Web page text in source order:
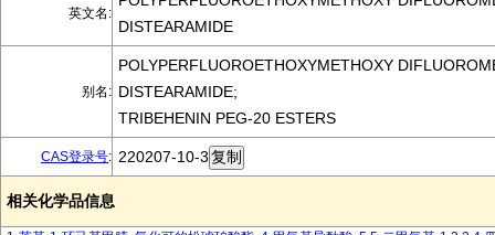
英文名:
DISTEARAMIDE
别名:
POLYPERFLUOROETHOXYMETHOXY
DISTEARAMIDE;
TRIBEHENIN PEG-20 ESTERS
CAS登录号: 220207-10-3
相关化学品信息